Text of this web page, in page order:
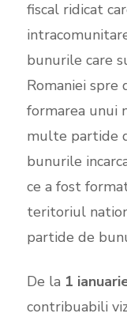
fiscal ridicat
bunurile care
Romaniei spre
formarea unui
multe partide
bunurile
ce a fost
teritoriul
partide de
De la 1
contribuabili